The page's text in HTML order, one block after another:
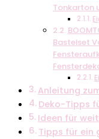
Tonkarton
Bastelset
Anleitung
Deko-Tipps
Ideen für
Tipps für ein